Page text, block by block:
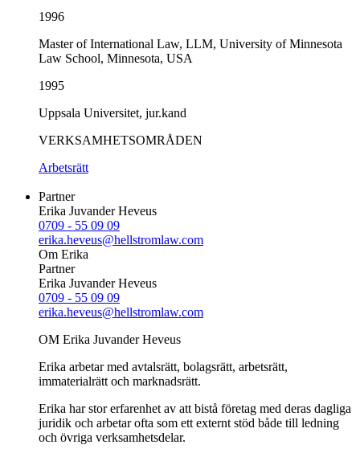
1996
Master of International Law, LLM, University of Minnesota
Law School, Minnesota, USA
1995
Uppsala Universitet, jur.kand
VERKSAMHETSOMRÅDEN
Arbetsrätt
Partner
Erika Juvander Heveus
0709 - 55 09 09
erika.heveus@hellstromlaw.com
Om Erika
Partner
Erika Juvander Heveus
0709 - 55 09 09
erika.heveus@hellstromlaw.com
OM Erika Juvander Heveus
Erika arbetar med avtalsrätt, bolagsrätt, arbetsrätt,
immaterialrätt och marknadsrätt.
Erika har stor erfarenhet av att bistå företag med deras dagliga
juridik och arbetar ofta som ett externt stöd både till ledning
och övriga verksamhetsdelar.